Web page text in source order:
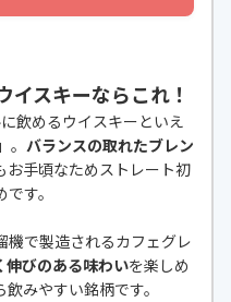
イスキーならこれ！
飲めるウイスキーといえ
バランスの取れたブレン
お手頃なためストレート初
す。
機で製造されるカフェグレ
伸びのある味わいを楽しめ
みやすい銘柄です。